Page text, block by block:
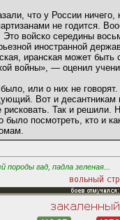
что у России
не годится.
Это войско середины
иностранной
иранская может
войны», — оценил
или о них не
Вот и
Так и
посмотреть, кто и
гад, падла зеленая...